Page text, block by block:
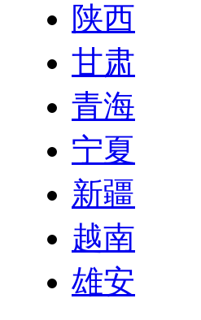
陕西
甘肃
青海
宁夏
新疆
越南
雄安